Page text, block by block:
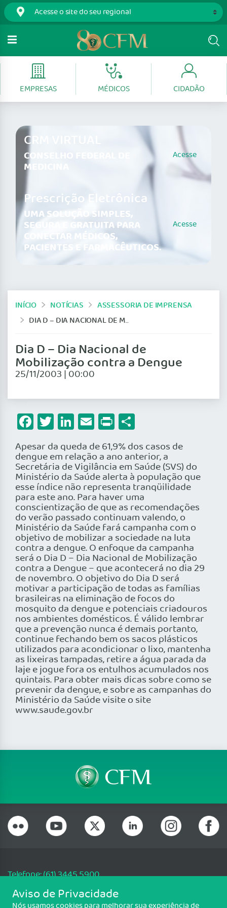
EMPRESAS MÉDICOS CIDADÃO
CRM VIRTUAL
CONSELHO FEDERAL DE
MEDICINA
Acesse
Prescrição Eletrônica
UMA SOLUÇÃO SIMPLES,
SEGURA E GRATUITA PARA
CONECTAR MÉDICOS,
PACIENTES E FARMACÊUTICOS.
Acesse
INÍCIO NOTÍCIAS
ASSESSORIA DE IMPRENSA
DIA D – DIA NACIONAL DE MOBILIZAÇÃO CONTRA A DENGUE
Dia D – Dia Nacional de
Mobilização contra a Dengue
25/11/2003 | 00:00
Facebook
Twitter
LinkedIn
Email
Print
Apesar da queda de 61,9% dos casos de
dengue em relação a ano anterior, a
Secretária de Vigilância em Saúde (SVS) do
Ministério da Saúde alerta à população que
esse índice não representa tranqüilidade
para este ano. Para haver uma
conscientização de que as recomendações
do verão passado continuam valendo, o
Ministério da Saúde fará campanha com o
objetivo de mobilizar a sociedade na luta
contra a dengue. O enfoque da campanha
será o Dia D – Dia Nacional de Mobilização
contra a Dengue – que acontecerá no dia 29
de novembro. O objetivo do Dia D será
motivar a participação de todas as famílias
brasileiras na eliminação de focos do
mosquito da dengue e potenciais criadouros
nos ambientes domésticos. É válido lembrar
que a prevenção nunca é demais portanto,
continue fechando bem os sacos plásticos
utilizados para acondicionar o lixo, mantenha
as lixeiras tampadas, retire a água parada da
laje e jogue fora os entulhos acumulados nos
quintais. Para obter mais dicas sobre como se
prevenir da dengue, e sobre as campanhas do
Ministério da Saúde visite o site
www.saude.gov.br
Telefone: (61) 3445 5900
Email: cfm@portalmedico.org.br
SGAS 616, Conjunto D, Lote 115, L2 Sul, Brasília/DF - CEP: 70200-760 -
Aviso de Privacidade